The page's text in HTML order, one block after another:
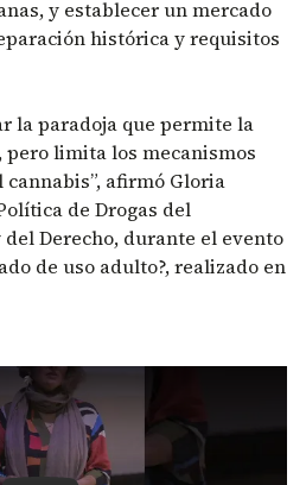
y establecer un mercado
histórica y requisitos
la paradoja que permite la
pero limita los mecanismos
afirmó Gloria
de Drogas del
Derecho, durante el evento
de uso adulto?, realizado en